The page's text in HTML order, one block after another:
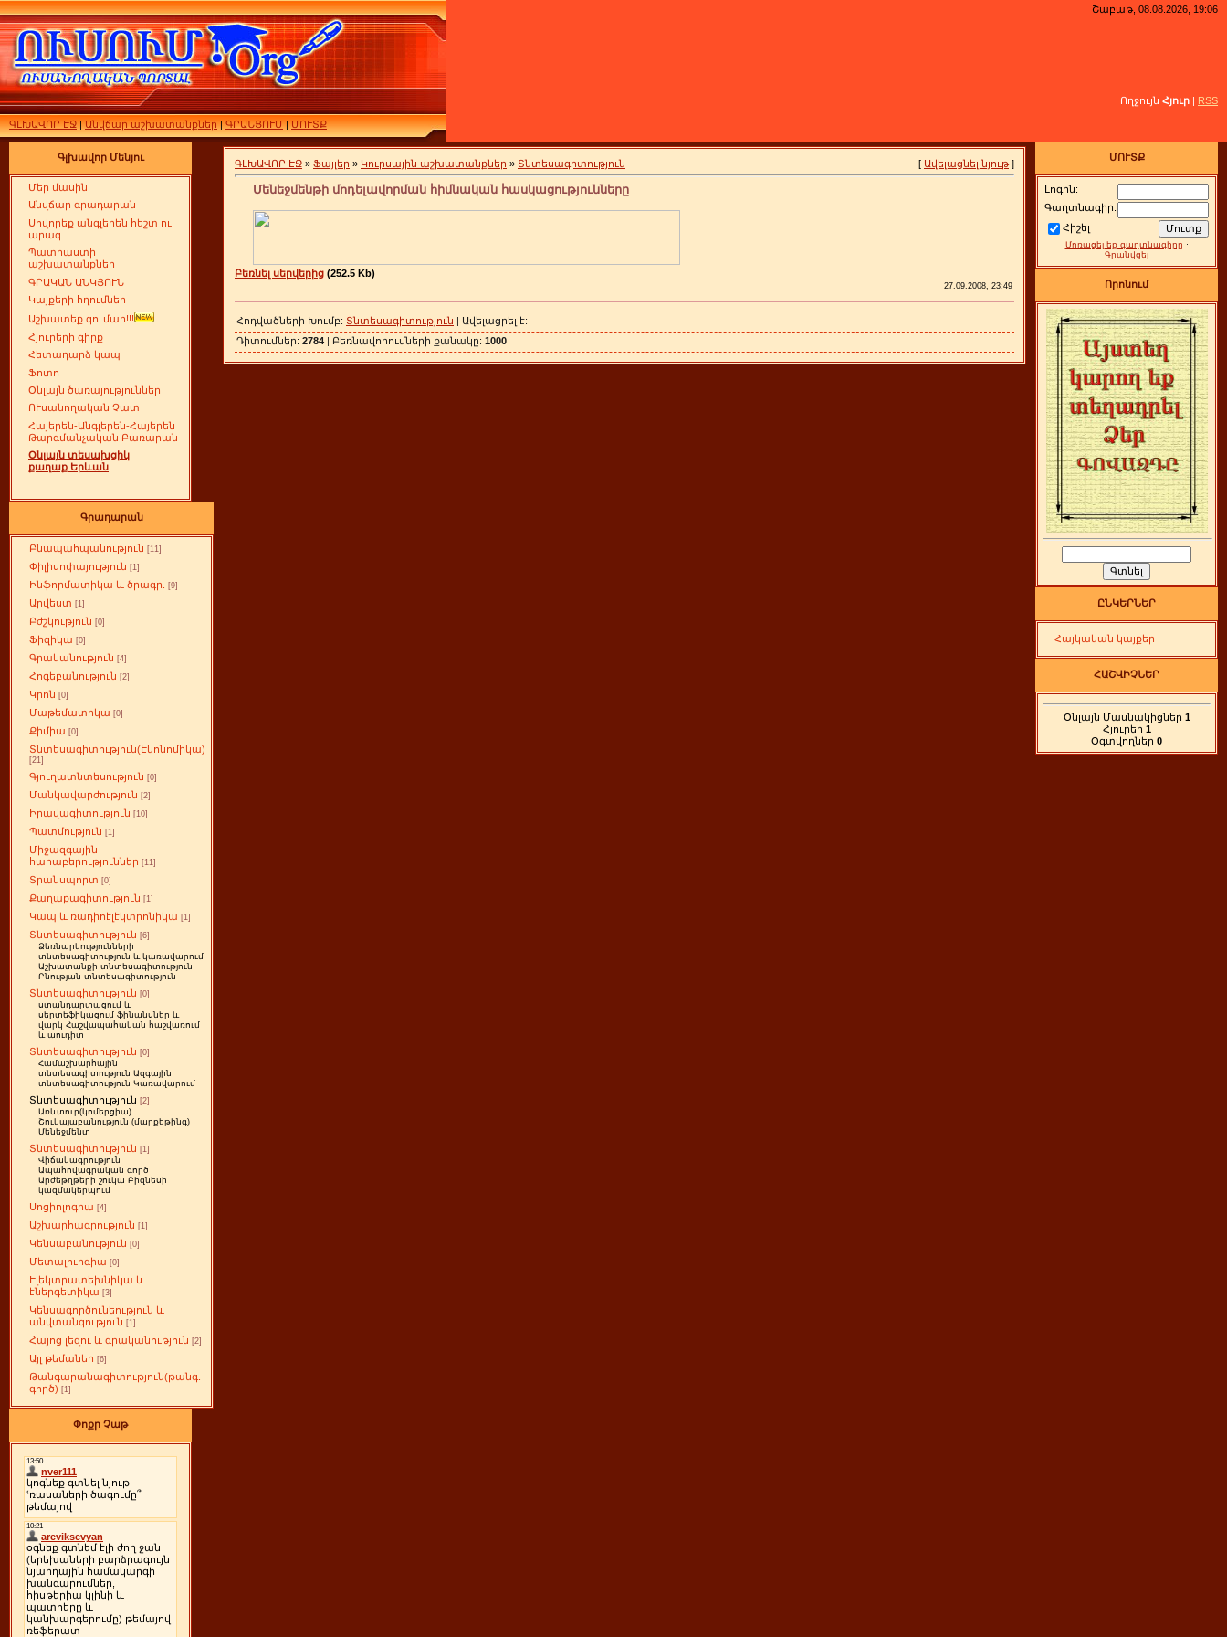
ԳԼԽԱՎՈՐ ԷՋ|Անվճար աշխատանքներ|ԳՐԱՆՑՈՒՄ|ՄՈՒՏՔ
Շաբաթ, 08.08.2026, 19:06
Ողջույն Հյուր | RSS
Գլխավոր Մենյու
Մեր մասին
Անվճար գրադարան
Սովորեք անգլերեն հեշտ ու
արագ
Պատրաստի
աշխատանքներ
ԳՐԱԿԱՆ ԱՆԿՅՈՒՆ
Կայքերի հղումներ
Աշխատեք գումար!!!
Հյուրերի գիրք
Հետադարձ կապ
Ֆոտո
Օնլայն ծառայություններ
ՈՒսանողական Չատ
Հայերեն-Անգլերեն-Հայերեն
Թարգմանչական Բառարան
Օնլայն տեսախցիկ
քաղաք Երևան
Գրադարան
Բնապահպանություն [11]
Փիլիսոփայություն [1]
Ինֆորմատիկա և ծրագր. [9]
Արվեստ [1]
Բժշկություն [0]
Ֆիզիկա [0]
Գրականություն [4]
Հոգեբանություն [2]
Կրոն [0]
Մաթեմատիկա [0]
Քիմիա [0]
Տնտեսագիտություն(Էկոնոմիկա)
[21]
Գյուղատնտեսություն [0]
Մանկավարժություն [2]
Իրավագիտություն [10]
Պատմություն [1]
Միջազգային
հարաբերություններ [11]
Տրանսպորտ [0]
Քաղաքագիտություն [1]
Կապ և ռադիոէլէկտրոնիկա [1]
Տնտեսագիտություն [6]
Ձեռնարկությունների
տնտեսագիտություն և կառավարում
Աշխատանքի տնտեսագիտություն
Բնության տնտեսագիտություն
Տնտեսագիտություն [0]
ստանդարտացում և
սերտեֆիկացում ֆինանսներ և
վարկ Հաշվապահական հաշվառում
և աուդիտ
Տնտեսագիտություն [0]
Համաշխարհային
տնտեսագիտություն Ազգային
տնտեսագիտություն Կառավարում
Տնտեսագիտություն [2]
Առևտուր(կոմերցիա)
Շուկայաբանություն (մարքեթինգ)
Մենեջմենտ
Տնտեսագիտություն [1]
Վիճակագրություն
Ապահովագրական գործ
Արժեթղթերի շուկա Բիզնեսի
կազմակերպում
Սոցիոլոգիա [4]
Աշխարհագրություն [1]
Կենսաբանություն [0]
Մետալուրգիա [0]
Էլեկտրատեխնիկա և
էներգետիկա [3]
Կենսագործունեություն և
անվտանգություն [1]
Հայոց լեզու և գրականություն [2]
Այլ թեմաներ [6]
Թանգարանագիտություն(թանգ.
գործ) [1]
Փոքր Չաթ
ԳԼԽԱՎՈՐ ԷՋ » Ֆայլեր » Կուրսային աշխատանքներ » Տնտեսագիտություն [ Ավելացնել նյութ ]
Մենեջմենթի մոդելավորման հիմնական հասկացությունները
Բեռնել սերվերից (252.5 Kb)
27.09.2008, 23:49
Հոդվածների Խումբ: Տնտեսագիտություն | Ավելացրել է:
Դիտումներ: 2784 | Բեռնավորումների քանակը: 1000
ՄՈՒՏՔ
Լոգին:
Գաղտնագիր:
Հիշել
Մոռացել եք գաղտնագիրը ·
Գրանվցել
Որոնում
ԸՆԿԵՐՆԵՐ
Հայկական կայքեր
ՀԱՇՎԻՉՆԵՐ
Օնլայն Մասնակիցներ 1
Հյուրեր 1
Օգտվողներ 0